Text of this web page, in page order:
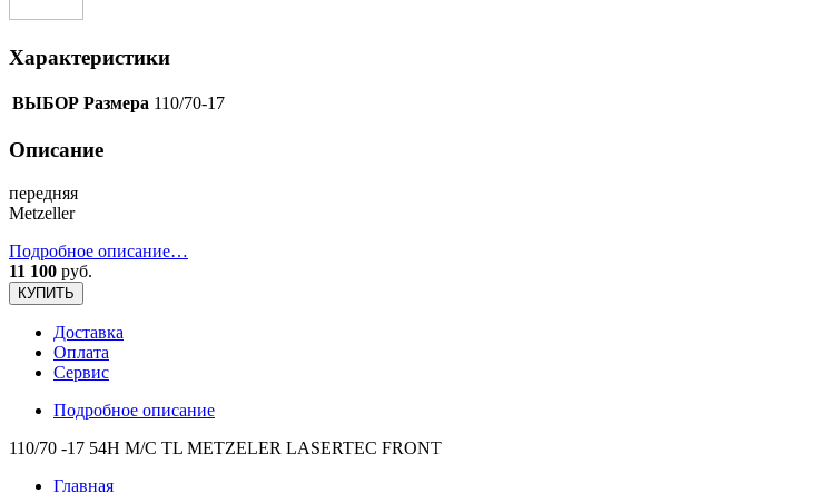
Характеристики
ВЫБОР Размера 110/70-17
Описание
передняя
Metzeller
Подробное описание…
11 100 руб.
КУПИТЬ
Доставка
Оплата
Сервис
Подробное описание
110/70 -17 54H M/C TL METZELER LASERTEC FRONT
Главная